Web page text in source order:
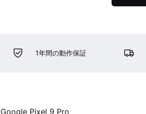
1年間の動作保証
Google Pixel 9 Pro